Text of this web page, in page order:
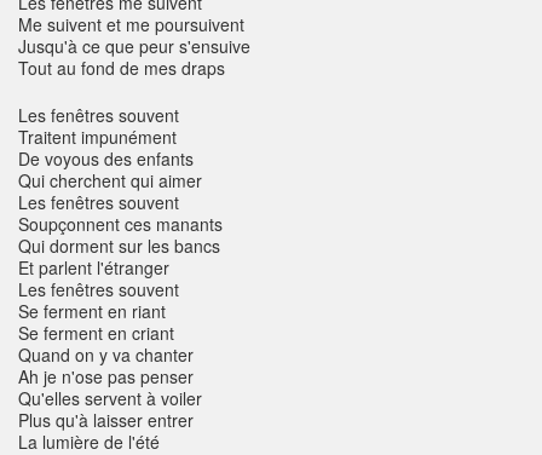
Me suivent et me poursuivent
Jusqu'à ce que peur s'ensuive
Tout au fond de mes draps
Les fenêtres souvent
Traitent impunément
De voyous des enfants
Qui cherchent qui aimer
Les fenêtres souvent
Soupçonnent ces manants
Qui dorment sur les bancs
Et parlent l'étranger
Les fenêtres souvent
Se ferment en riant
Se ferment en criant
Quand on y va chanter
Ah je n'ose pas penser
Qu'elles servent à voiler
Plus qu'à laisser entrer
La lumière de l'été